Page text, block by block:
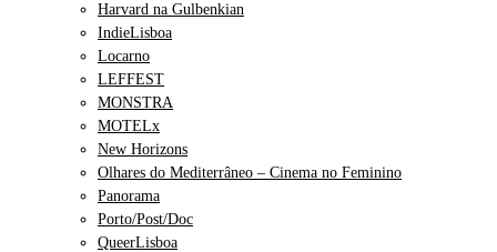
Harvard na Gulbenkian
IndieLisboa
Locarno
LEFFEST
MONSTRA
MOTELx
New Horizons
Olhares do Mediterrâneo – Cinema no Feminino
Panorama
Porto/Post/Doc
QueerLisboa